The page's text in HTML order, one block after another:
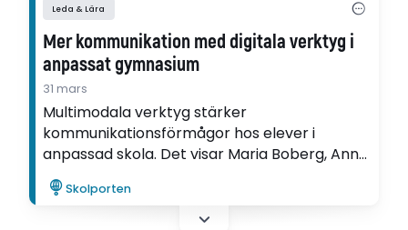
Leda & Lära
Mer kommunikation med digitala verktyg i
anpassat gymnasium
31 mars
Multimodala verktyg stärker
kommunikationsförmågor hos elever i
anpassad skola. Det visar Maria Boberg, Anna
Engström, Susanne Johansson och Daniel
Persson i sin utvecklingsartikel, som har
skrivits inom ramen för Ifous forsknings- och
Skolporten